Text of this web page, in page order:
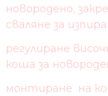
новородено,
сваляне за
регулиране
коша за
монтиране на